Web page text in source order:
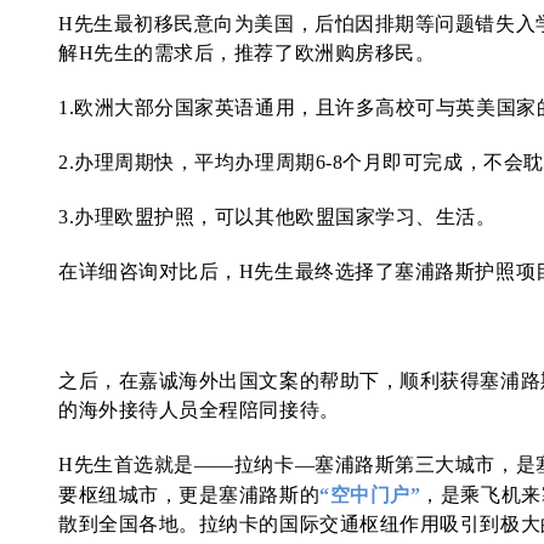
H先生最初移民意向为美国，后怕因排期等问题错失
解H先生的需求后，推荐了欧洲购房移民。
1.欧洲大部分国家英语通用，且许多高校可与英美国家
2.办理周期快，平均办理周期6-8个月即可完成，不会
3.办理欧盟护照，可以其他欧盟国家学习、生活。
在详细咨询对比后，H先生最终选择了塞浦路斯护照项
之后，在嘉诚海外出国文案的帮助下，顺利获得塞浦
的海外接待人员全程陪同接待。
H先生首选就是——拉纳卡—塞浦路斯第三大城市， 是
要枢纽城市，更是塞浦路斯的“空中门户” ，是乘飞机
散到全国各地。 拉纳卡的国际交通枢纽作用吸引到极